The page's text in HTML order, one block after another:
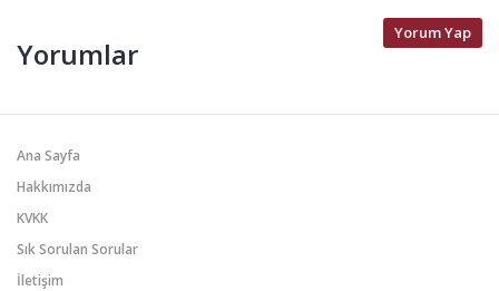
Yorumlar
Yorum Yap
Ana Sayfa
Hakkımızda
KVKK
Sık Sorulan Sorular
İletişim